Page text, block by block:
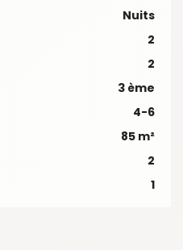
Nuits
2
2
3 ème
4-6
85 m²
2
1